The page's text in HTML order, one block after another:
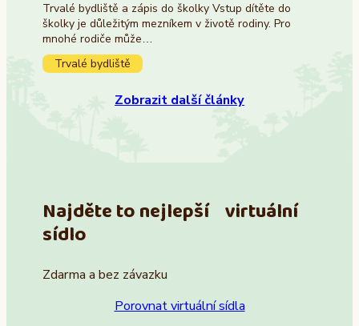
Trvalé bydliště a zápis do školky Vstup dítěte do
školky je důležitým mezníkem v životě rodiny. Pro
mnohé rodiče může…
Trvalé bydliště
Zobrazit další články
Najděte to nejlepší virtuální
sídlo
Zdarma a bez závazku
Porovnat virtuální sídla